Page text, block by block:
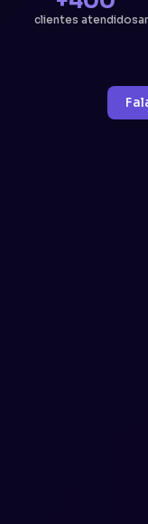
clientes atendidos